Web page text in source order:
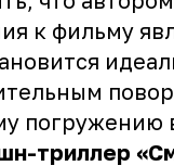
к фильму
погружению
триллер